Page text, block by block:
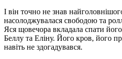
І він точно не знав
насолоджувалася свободою та
Яся щовечора вкладала спати
Беллу та Еліну. Його кров, його
навіть не здогадувався.